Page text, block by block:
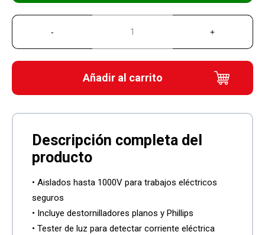
Añadir al carrito
• Aislados hasta 1000V para trabajos eléctricos
seguros
• Incluye destornilladores planos y Phillips
• Tester de luz para detectar corriente eléctrica